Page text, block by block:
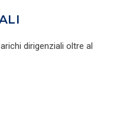
dirigenziali oltre al